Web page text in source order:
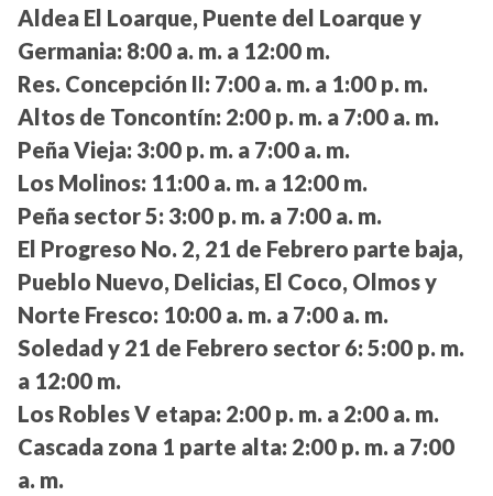
Aldea El Loarque, Puente del Loarque y
Germania: 8:00 a. m. a 12:00 m.
Res. Concepción II: 7:00 a. m. a 1:00 p. m.
Altos de Toncontín: 2:00 p. m. a 7:00 a. m.
Peña Vieja: 3:00 p. m. a 7:00 a. m.
Los Molinos: 11:00 a. m. a 12:00 m.
Peña sector 5: 3:00 p. m. a 7:00 a. m.
El Progreso No. 2, 21 de Febrero parte baja,
Pueblo Nuevo, Delicias, El Coco, Olmos y
Norte Fresco: 10:00 a. m. a 7:00 a. m.
Soledad y 21 de Febrero sector 6: 5:00 p. m.
a 12:00 m.
Los Robles V etapa: 2:00 p. m. a 2:00 a. m.
Cascada zona 1 parte alta: 2:00 p. m. a 7:00
a. m.